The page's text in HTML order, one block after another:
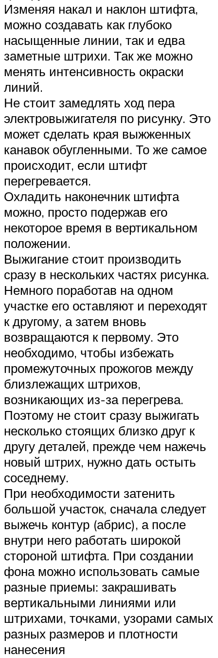
Изменяя накал и наклон штифта,
можно создавать как глубоко
насыщенные линии, так и едва
заметные штрихи. Так же можно
менять интенсивность окраски
линий.
Не стоит замедлять ход пера
электровыжигателя по рисунку. Это
может сделать края выжженных
канавок обугленными. То же самое
происходит, если штифт
перегревается.
Охладить наконечник штифта
можно, просто подержав его
некоторое время в вертикальном
положении.
Выжигание стоит производить
сразу в нескольких частях рисунка.
Немного поработав на одном
участке его оставляют и переходят
к другому, а затем вновь
возвращаются к первому. Это
необходимо, чтобы избежать
промежуточных прожогов между
близлежащих штрихов,
возникающих из-за перегрева.
Поэтому не стоит сразу выжигать
несколько стоящих близко друг к
другу деталей, прежде чем нажечь
новый штрих, нужно дать остыть
соседнему.
При необходимости затенить
большой участок, сначала следует
выжечь контур (абрис), а после
внутри него работать широкой
стороной штифта. При создании
фона можно использовать самые
разные приемы: закрашивать
вертикальными линиями или
штрихами, точками, узорами самых
разных размеров и плотности
нанесения